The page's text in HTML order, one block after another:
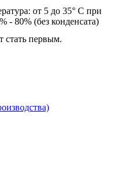
от 5 до 35° C при
- 80% (без конденсата)
первым.